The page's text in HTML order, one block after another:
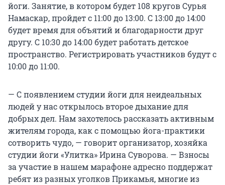
йоги. Занятие, в котором будет 108 кругов Сурья
Намаскар, пройдет с 11:00 до 13:00. С 13:00 до 14:00
будет время для объятий и благодарности друг
другу. С 10:30 до 14:00 будет работать детское
пространство. Регистрировать участников будут с
10:00 до 11:00.
— С появлением студии йоги для неидеальных
людей у нас открылось второе дыхание для
добрых дел. Нам захотелось рассказать активным
жителям города, как с помощью йога-практики
сотворить чудо, — говорит организатор, хозяйка
студии йоги «Улитка» Ирина Суворова. — Взносы
за участие в нашем марафоне адресно поддержат
ребят из разных уголков Прикамья, многие из